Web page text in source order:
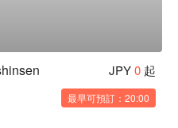
JPY0 起
最早可預訂：20:00